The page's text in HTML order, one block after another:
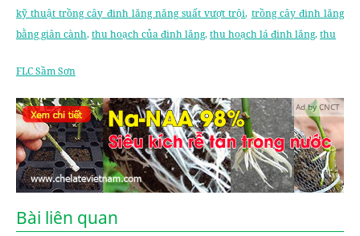
kỹ thuật trồng cây đinh lăng năng suất vượt trội, trồng cây đinh lăng
bằng giân cành,thu hoạch của đinh lăng,thu hoạch lá đinh lăng,thu
FLC Sầm Sơn
Ad by CNCT
Bài liên quan